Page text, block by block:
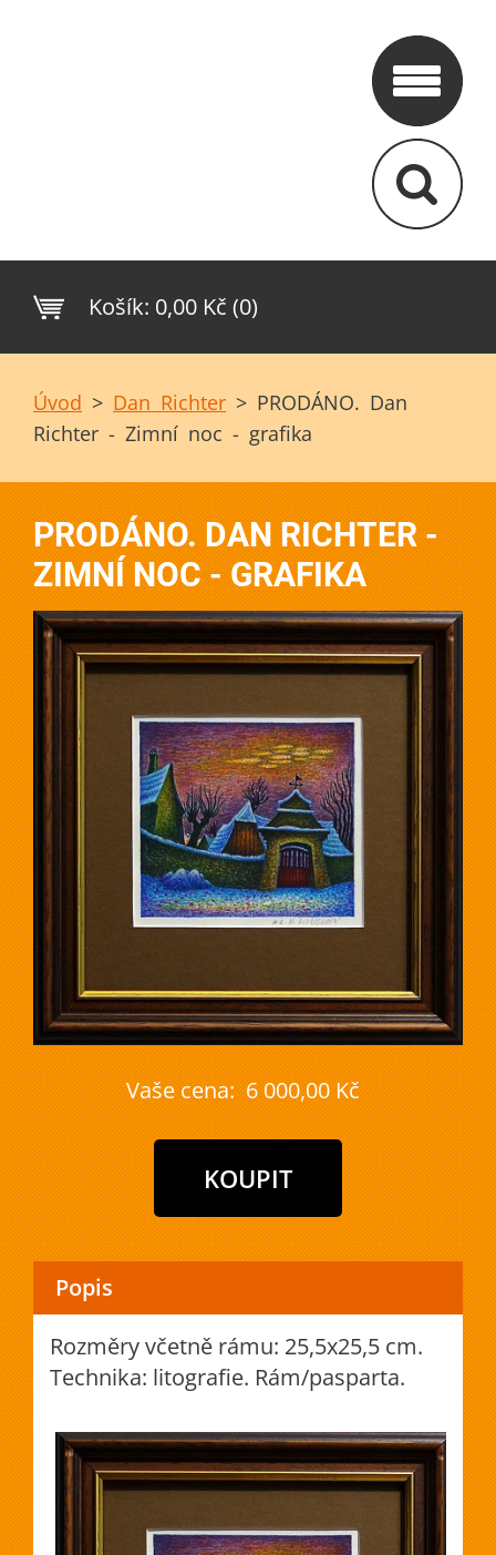
Košík: 0,00 Kč (0)
Úvod > Dan Richter > PRODÁNO. Dan
Richter - Zimní noc - grafika
PRODÁNO. DAN RICHTER -
ZIMNÍ NOC - GRAFIKA
Vaše cena: 6 000,00 Kč
Popis
Rozměry včetně rámu: 25,5x25,5 cm.
Technika: litografie. Rám/pasparta.